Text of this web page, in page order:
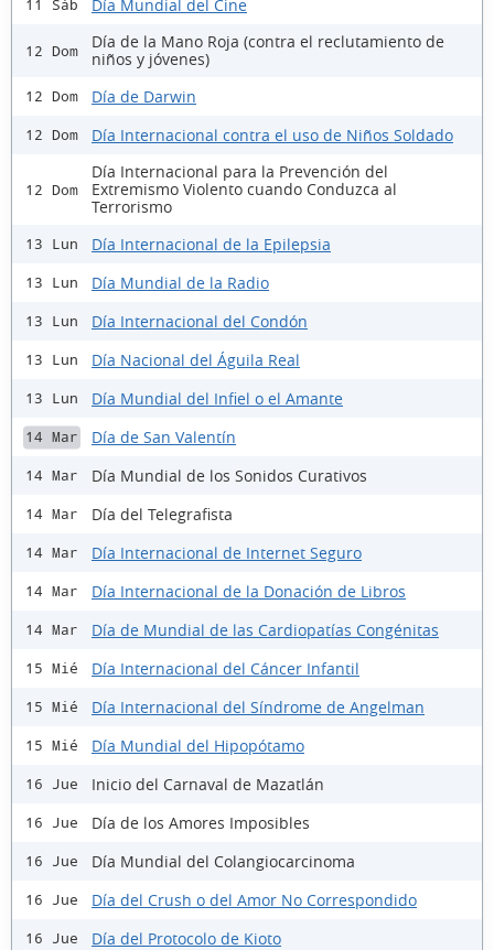
11 Sáb Día Mundial del Cine
12 Dom
Día de la Mano Roja (contra el reclutamiento de
niños y jóvenes)
12 Dom Día de Darwin
12 Dom Día Internacional contra el uso de Niños Soldado
12 Dom
Día Internacional para la Prevención del
Extremismo Violento cuando Conduzca al
Terrorismo
13 Lun Día Internacional de la Epilepsia
13 Lun Día Mundial de la Radio
13 Lun Día Internacional del Condón
13 Lun Día Nacional del Águila Real
13 Lun Día Mundial del Infiel o el Amante
14 Mar Día de San Valentín
14 Mar Día Mundial de los Sonidos Curativos
14 Mar Día del Telegrafista
14 Mar Día Internacional de Internet Seguro
14 Mar Día Internacional de la Donación de Libros
14 Mar Día de Mundial de las Cardiopatías Congénitas
15 Mié Día Internacional del Cáncer Infantil
15 Mié Día Internacional del Síndrome de Angelman
15 Mié Día Mundial del Hipopótamo
16 Jue Inicio del Carnaval de Mazatlán
16 Jue Día de los Amores Imposibles
16 Jue Día Mundial del Colangiocarcinoma
16 Jue Día del Crush o del Amor No Correspondido
16 Jue Día del Protocolo de Kioto